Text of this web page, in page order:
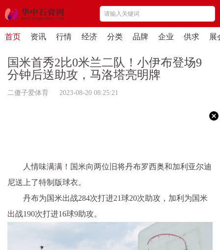
首页 资讯 行情 经济 分类 品牌 企业 供求 展
国米首秀2比0米兰二队！小伊布登场9
分钟后送助攻，马洛塔亮明牌
二傻子爱体育 2023-08-20 08:25:21
人情味满满！国米向两位旧将丹布罗西奥和加利亚尔迪
尼送上了特制版球衣。
丹布为国米出战284次打进21球20次助攻，加利为国米
出战190次打进16球9助攻。